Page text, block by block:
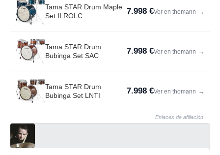
Tama STAR Drum Maple
Set II ROLC
7.998 €Ver en thomann →
Tama STAR Drum
Bubinga Set SAC
7.998 €Ver en thomann →
Tama STAR Drum
Bubinga Set LNTI
7.998 €Ver en thomann →
Enlaces de afiliación